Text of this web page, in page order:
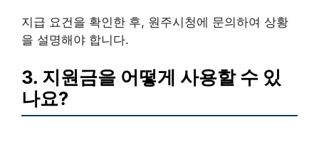
지급 요건을 확인한 후, 원주시청에 문의하여 상황
을 설명해야 합니다.
3. 지원금을 어떻게 사용할 수 있
나요?